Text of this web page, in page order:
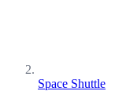
Space Shuttle